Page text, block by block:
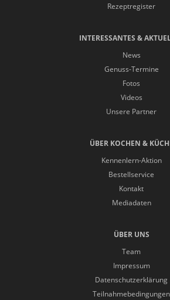
Rezeptregister
INTERESSANTES &
News
Genuss-Termine
Fotos
Videos
Unsere Partner
ÜBER KOCHEN &
Kennenlern-Aktion
Bestellservice
Kontakt
Mediadaten
ÜBER UNS
Team
Impressum
Datenschutzerklärung
Teilnahmebedingungen